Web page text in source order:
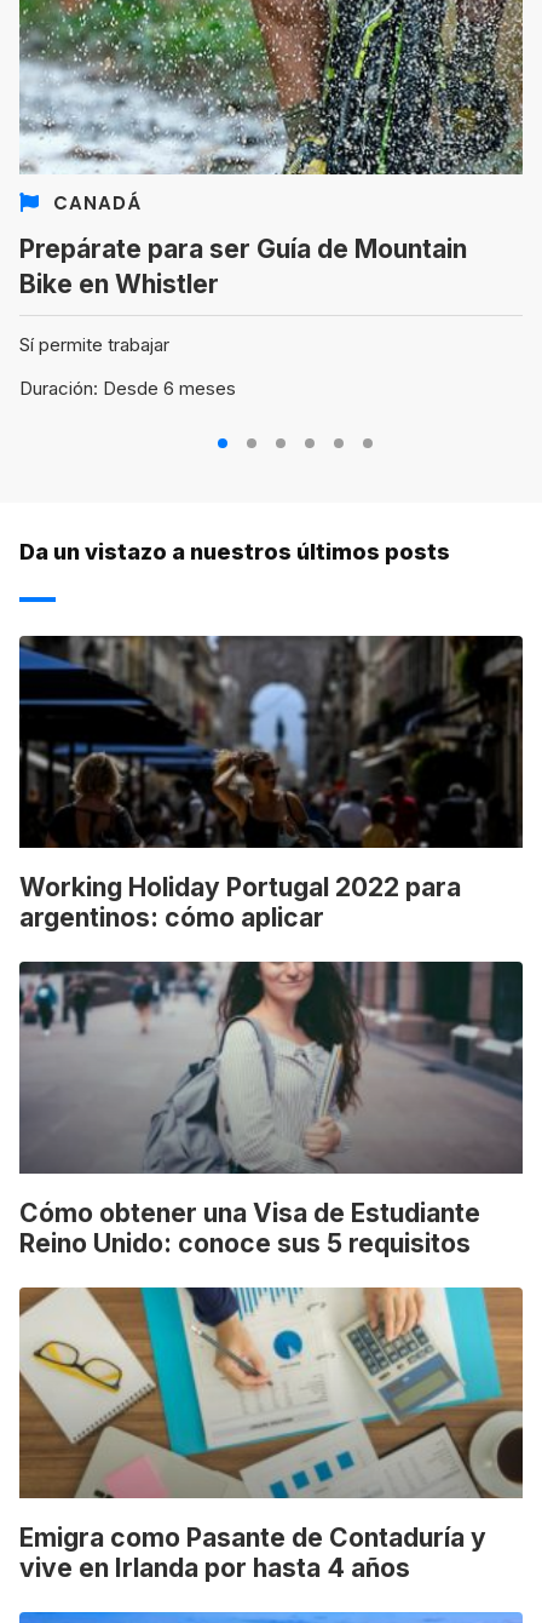
CANADÁ
Prepárate para ser Guía de Mountain
Bike en Whistler
Sí permite trabajar
Duración: Desde 6 meses
3 4 5 6
Da un vistazo a nuestros últimos posts
Working Holiday Portugal 2022 para
argentinos: cómo aplicar
Cómo obtener una Visa de Estudiante
Reino Unido: conoce sus 5 requisitos
Emigra como Pasante de Contaduría y
vive en Irlanda por hasta 4 años